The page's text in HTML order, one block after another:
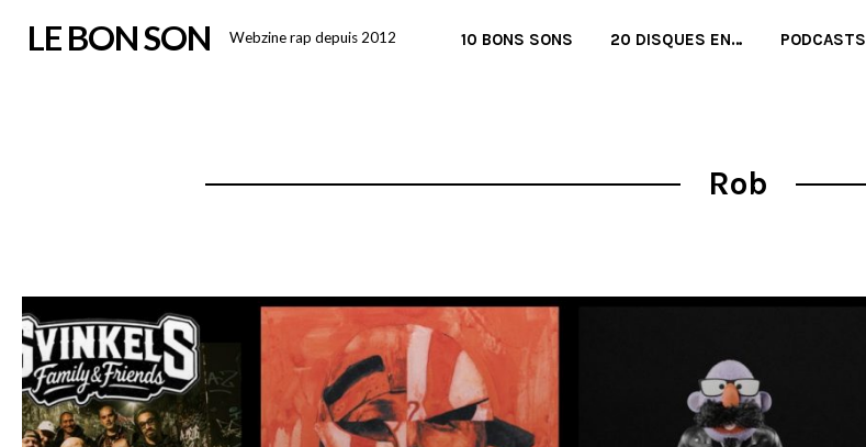
LE BON SON Webzine rap depuis 2012 10 BONS SONS 20 DISQUES EN… PODCASTS
Rob